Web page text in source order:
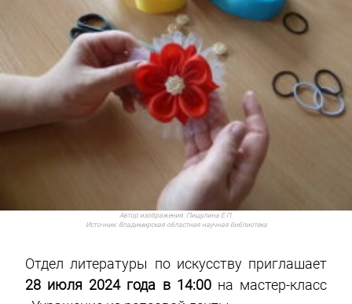
Автор изображения: Пищулина Е.П.
Источник: Владимирская областная научная библиотека
Отдел литературы по искусству приглашает
28 июля 2024 года в 14:00на мастер-класс